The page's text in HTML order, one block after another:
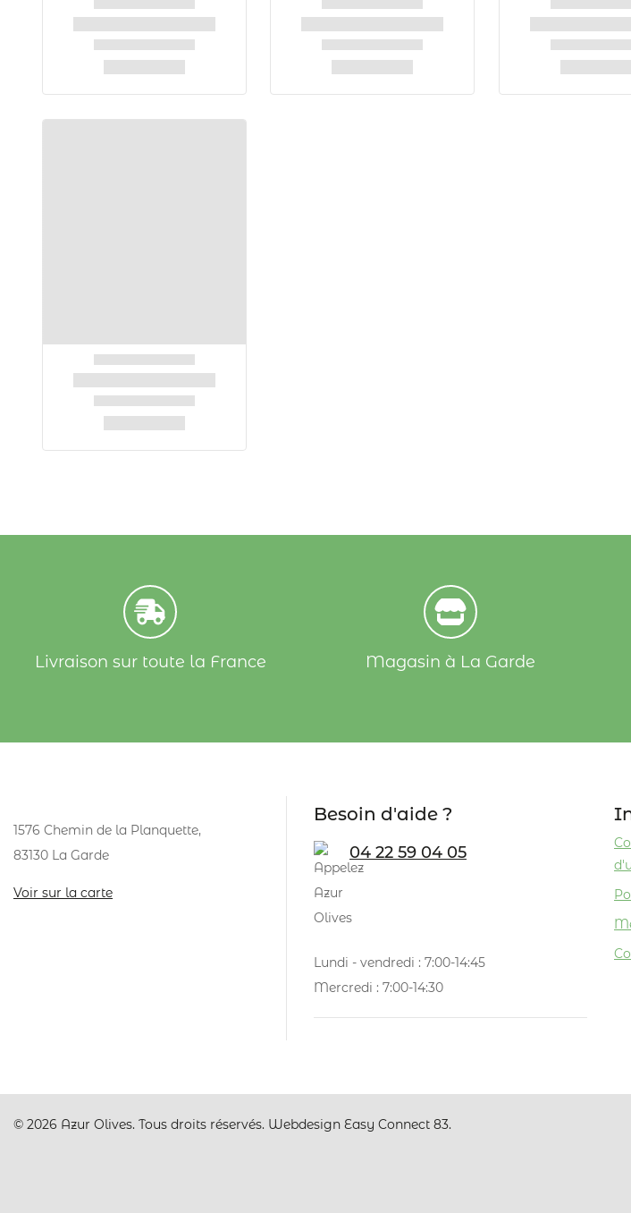
Livraison sur toute la France Magasin à La Garde
1576 Chemin de la Planquette,
83130 La Garde
Voir sur la carte
Besoin d'aide ?
04 22 59 04 05
Lundi - vendredi : 7:00-14:45
Mercredi : 7:00-14:30
© 2026 Azur Olives. Tous droits réservés. Webdesign Easy Connect 83.